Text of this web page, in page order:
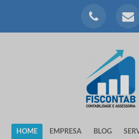
HOME EMPRESA BLOG